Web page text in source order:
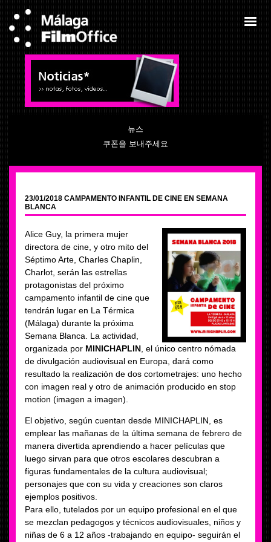
뉴스
쿠폰을 보내주세요
23/01/2018 CAMPAMENTO INFANTIL DE CINE EN SEMANA
BLANCA
Alice Guy, la primera mujer
directora de cine, y otro mito del
Séptimo Arte, Charles Chaplin,
Charlot, serán las estrellas
protagonistas del próximo
campamento infantil de cine que
tendrán lugar en La Térmica
(Málaga) durante la próxima
Semana Blanca. La actividad,
organizada por MINICHAPLIN , el único centro nómada
de divulgación audiovisual en Europa, dará como
resultado la realización de dos cortometrajes: uno hecho
con imagen real y otro de animación producido en stop
motion (imagen a imagen).
El objetivo, según cuentan desde MINICHAPLIN, es
emplear las mañanas de la última semana de febrero de
manera divertida aprendiendo a hacer películas que
luego sirvan para que otros escolares descubran a
figuras fundamentales de la cultura audiovisual;
personajes que con su vida y creaciones son claros
ejemplos positivos.
Para ello, tutelados por un equipo profesional en el que
se mezclan pedagogos y técnicos audiovisuales, niños y
niñas de 6 a 12 años -trabajando en equipo- seguirán el